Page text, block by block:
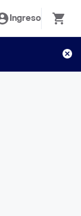
Ingreso